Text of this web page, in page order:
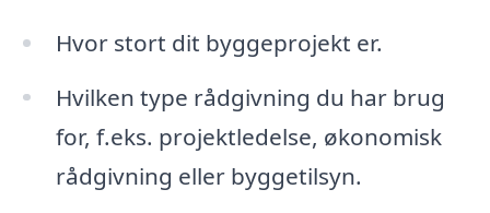
Hvor stort dit byggeprojekt er.
Hvilken type rådgivning du har brug
for, f.eks. projektledelse, økonomisk
rådgivning eller byggetilsyn.